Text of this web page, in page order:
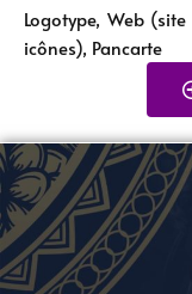
Logotype, Web
icônes), Pancarte